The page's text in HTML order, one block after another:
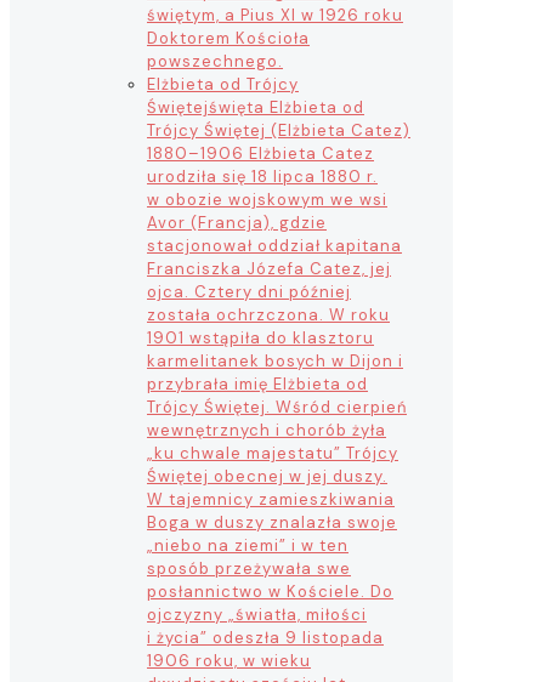
świętym, a Pius XI w 1926 roku
Doktorem Kościoła
powszechnego.
Elżbieta od Trójcy
Świętejświęta Elżbieta od
Trójcy Świętej (Elżbieta Catez)
1880–1906 Elżbieta Catez
urodziła się 18 lipca 1880 r.
w obozie wojskowym we wsi
Avor (Francja), gdzie
stacjonował oddział kapitana
Franciszka Józefa Catez, jej
ojca. Cztery dni później
została ochrzczona. W roku
1901 wstąpiła do klasztoru
karmelitanek bosych w Dijon i
przybrała imię Elżbieta od
Trójcy Świętej. Wśród cierpień
wewnętrznych i chorób żyła
„ku chwale majestatu” Trójcy
Świętej obecnej w jej duszy.
W tajemnicy zamieszkiwania
Boga w duszy znalazła swoje
„niebo na ziemi” i w ten
sposób przeżywała swe
posłannictwo w Kościele. Do
ojczyzny „światła, miłości
i życia” odeszła 9 listopada
1906 roku, w wieku